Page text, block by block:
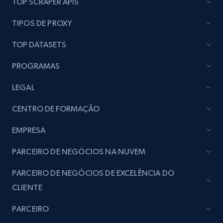
seller URL
URL, Title, Rating, Reviews, Initial price, Final
Lazada - Products - Discover products by
URL, Title, Rating, Reviews, Initial price, Final
price, Currency, Stock, and more.
991+ 164+ Comece agora
TIPOS DE PROXY
TOP DATASETS
PROGRAMAS
LEGAL
CENTRO DE FORMAÇÃO
EMPRESA
PARCEIRO DE NEGÓCIOS NA NUVEM
PARCEIRO DE NEGÓCIOS DE EXCELÊNCIA DO
CLIENTE
PARCEIRO